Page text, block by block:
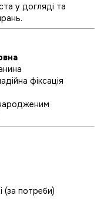
у догляді та
фіксація
(за потреби)